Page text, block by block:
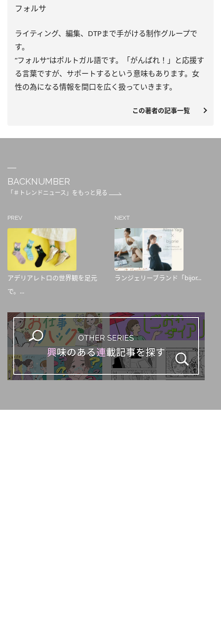
フォルサ
ライティング、編集、DTPまで手がける制作グループで
す。
“フォルサ”はポルトガル語です。「がんばれ！」と応援す
る言葉ですが、サポートするという意味もあります。女
性の為になる情報を間口を広く扱っていきます。
この著者の記事一覧
BACKNUMBER
「＃トレンドニュース」をもっと見る
PREV
アデリアレトロの世界観を足元
で。...
NEXT
ランジェリーブランド「bijor...